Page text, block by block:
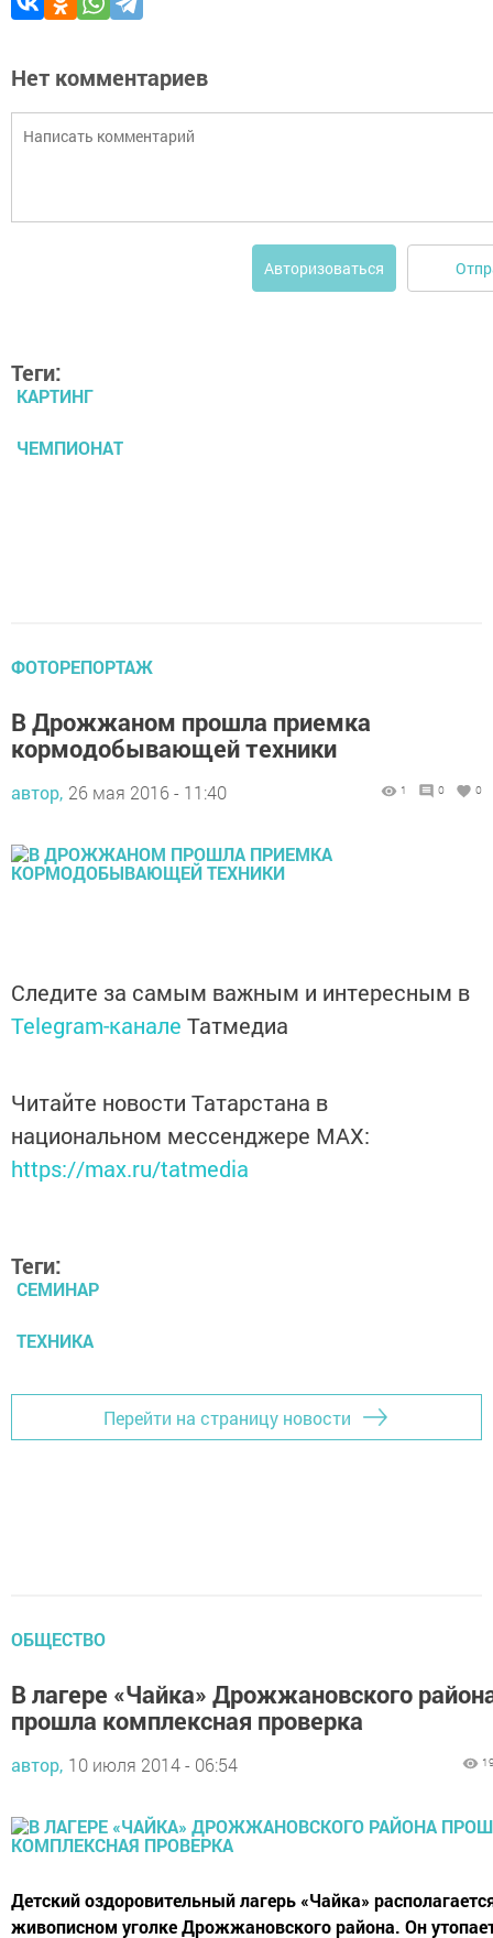
Нет комментариев
Авторизоваться
Теги:
КАРТИНГ
ЧЕМПИОНАТ
ФОТОРЕПОРТАЖ
В Дрожжаном прошла приемка
кормодобывающей техники
автор, 26 мая 2016 - 11:40 1 0 0
Следите за самым важным и интересным в
Telegram-канале Татмедиа
Читайте новости Татарстана в
национальном мессенджере MАХ:
https://max.ru/tatmedia
Теги:
СЕМИНАР
ТЕХНИКА
Перейти на страницу новости
ОБЩЕСТВО
В лагере «Чайка» Дрожжановского
прошла комплексная проверка
автор, 10 июля 2014 - 06:54
Детский оздоровительный лагерь «Чайка»
живописном уголке Дрожжановского района. Он